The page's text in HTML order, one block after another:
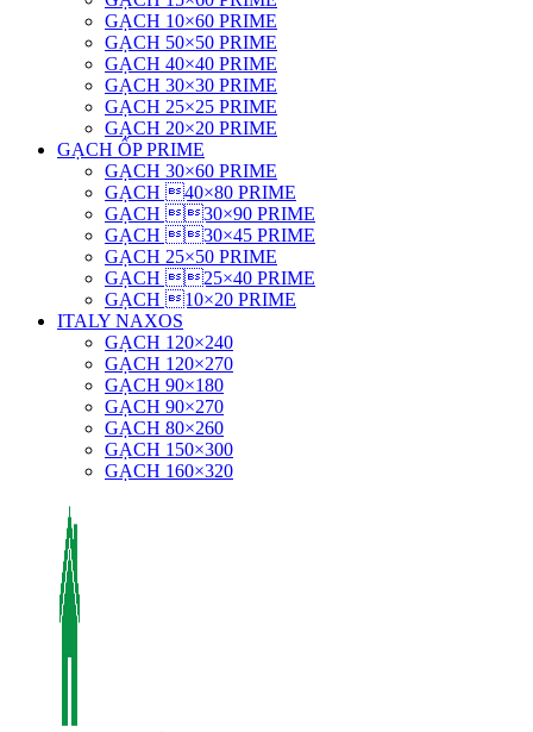
GẠCH 10×60 PRIME
GẠCH 50×50 PRIME
GẠCH 40×40 PRIME
GẠCH 30×30 PRIME
GẠCH 25×25 PRIME
GẠCH 20×20 PRIME
GẠCH ỐP PRIME
GẠCH 30×60 PRIME
GẠCH 40×80 PRIME
GẠCH 30×90 PRIME
GẠCH 30×45 PRIME
GẠCH 25×50 PRIME
GẠCH 25×40 PRIME
GẠCH 10×20 PRIME
ITALY NAXOS
GẠCH 120×240
GẠCH 120×270
GẠCH 90×180
GẠCH 90×270
GẠCH 80×260
GẠCH 150×300
GẠCH 160×320